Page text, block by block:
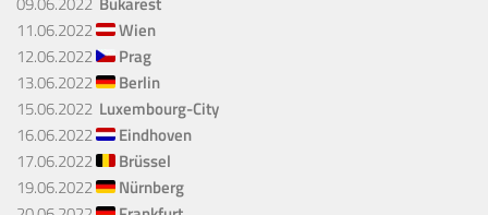
11.06.2022
Wien
12.06.2022
Prag
13.06.2022
Berlin
15.06.2022 Luxembourg-City
16.06.2022
Eindhoven
17.06.2022
Brüssel
19.06.2022
Nürnberg